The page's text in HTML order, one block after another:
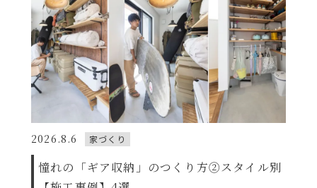
2026.8.6 家づくり
憧れの「ギア収納」のつくり方②スタイル別